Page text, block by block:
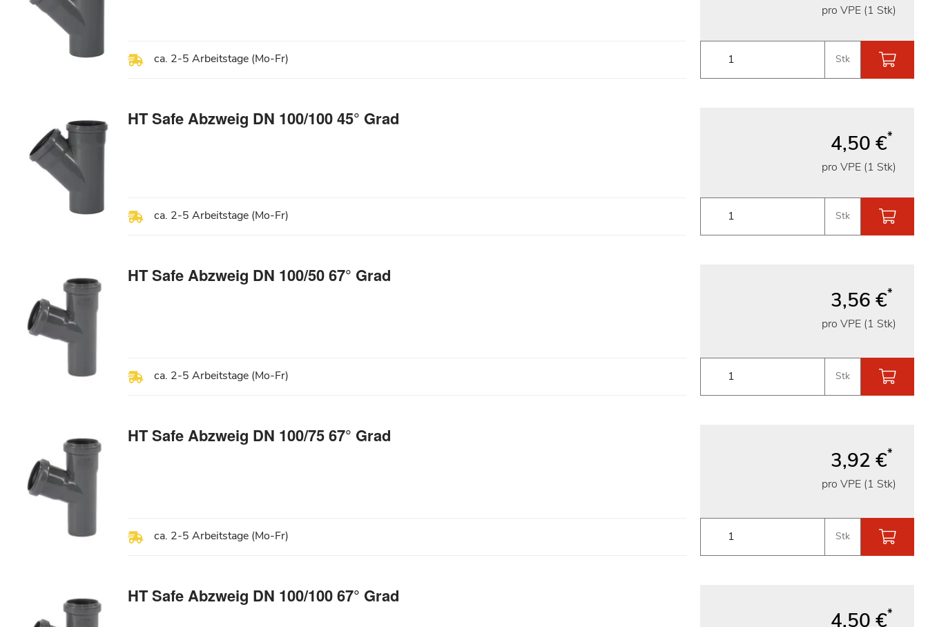
ca. 2-5 Arbeitstage (Mo-Fr)
pro VPE (1 Stk)
Stk
HT Safe Abzweig DN 100/100 45° Grad
ca. 2-5 Arbeitstage (Mo-Fr)
4,50 €*
pro VPE (1 Stk)
Stk
HT Safe Abzweig DN 100/50 67° Grad
ca. 2-5 Arbeitstage (Mo-Fr)
3,56 €*
pro VPE (1 Stk)
Stk
HT Safe Abzweig DN 100/75 67° Grad
ca. 2-5 Arbeitstage (Mo-Fr)
3,92 €*
pro VPE (1 Stk)
Stk
HT Safe Abzweig DN 100/100 67° Grad
4,50 €*